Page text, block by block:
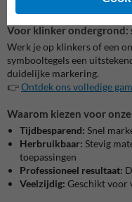
Ontdek ons volledige
Voor klinker ondergrond:
Werk je op klinkers of een
symbooltegels een
duidelijke markering.
👉Ontdek ons volledige
Waarom kiezen voor
Tijdbesparend: Snel
Herbruikbaar: Stevig
toepassingen
Professioneel resultaat:
Veelzijdig: Geschikt voor